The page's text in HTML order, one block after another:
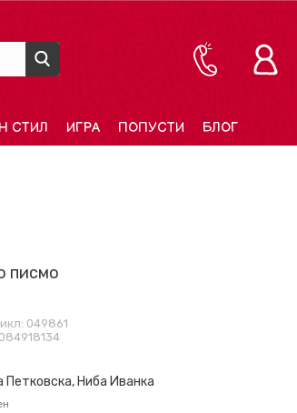
СТИЛ ИГРА ПОПУСТИ БЛОГ
писмо
049861
Петковска, Ниба Иванка